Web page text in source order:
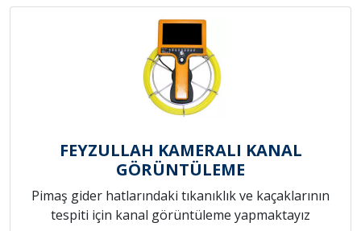
FEYZULLAH KAMERALI KANAL
GÖRÜNTÜLEME
Pimaş gider hatlarındaki tıkanıklık ve kaçaklarının
tespiti için kanal görüntüleme yapmaktayız